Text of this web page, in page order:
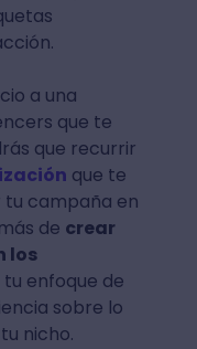
a una
que te
que recurrir
que te
campaña en
de crear
los
enfoque de
sobre lo
nicho.